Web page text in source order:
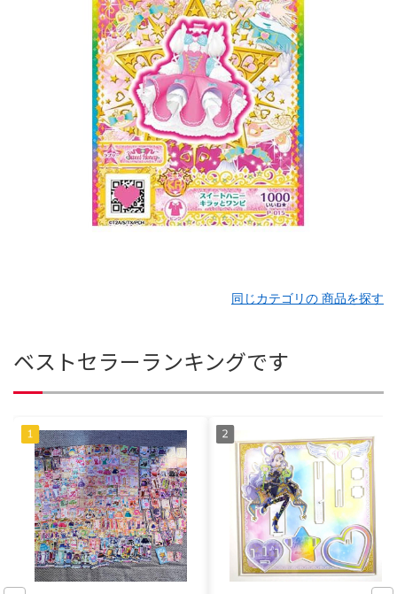
同じカテゴリの 商品を探す
ベストセラーランキングです